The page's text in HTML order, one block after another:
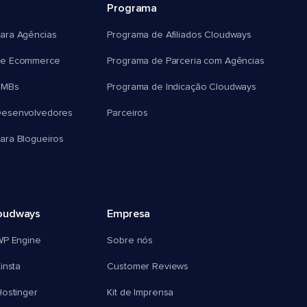
Agências
Ecommerce
Blogueiros
Programa
Programa de Afiliados Cloudways
Programa de Parceria com Agências
Programa de Indicação Cloudways
Parceiros
Engine
Empresa
Sobre nós
Customer Reviews
Kit de Imprensa